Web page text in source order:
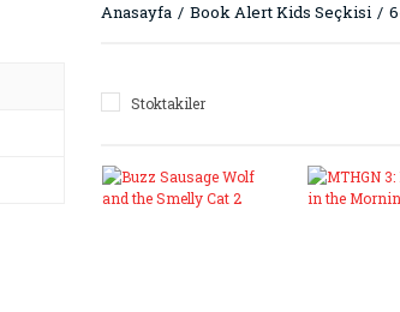
Anasayfa Book Alert Kids Seçkisi
Stoktakiler